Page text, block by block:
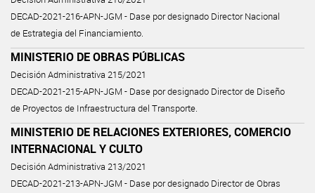
DECAD-2021-216-APN-JGM - Dase por designado Director Nacional
de Estrategia del Financiamiento.
MINISTERIO DE OBRAS PÚBLICAS
Decisión Administrativa 215/2021
DECAD-2021-215-APN-JGM - Dase por designado Director de Diseño
de Proyectos de Infraestructura del Transporte.
MINISTERIO DE RELACIONES EXTERIORES, COMERCIO
INTERNACIONAL Y CULTO
Decisión Administrativa 213/2021
DECAD-2021-213-APN-JGM - Dase por designado Director de Obras